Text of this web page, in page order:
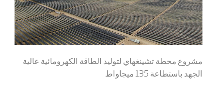
مشروع محطة تشينغهاي لتوليد الطاقة الكهرومائية عالية
الجهد باستطاعة 135 ميجاواط